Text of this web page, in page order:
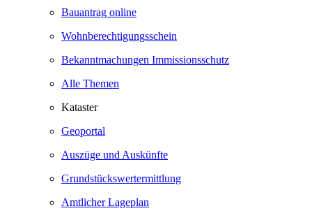
Bauantrag online
Wohnberechtigungsschein
Bekanntmachungen Immissionsschutz
Alle Themen
Kataster
Geoportal
Auszüge und Auskünfte
Grundstückswertermittlung
Amtlicher Lageplan